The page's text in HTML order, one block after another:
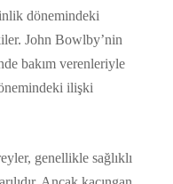
dönemindeki
John Bowlby’nin
bakım verenleriyle
ilişki
genellikle sağlıklı